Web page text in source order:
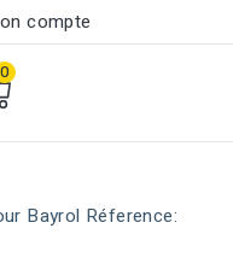
compte
0
Bayrol Réference: